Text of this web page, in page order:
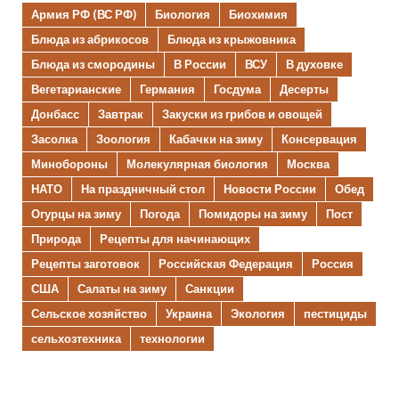
Армия РФ (ВС РФ) Биология
Биохимия
Блюда из абрикосов
Блюда из крыжовника
Блюда из смородины
В России ВСУ
В духовке
Вегетарианские
Германия Госдума
Десерты
Донбасс
Завтрак
Закуски из грибов и овощей
Засолка
Зоология Кабачки на зиму
Консервация
Минобороны
Молекулярная биология
Москва
НАТО
На праздничный стол Новости России
Обед
Огурцы на зиму
Погода Помидоры на зиму
Пост
Природа
Рецепты для начинающих
Рецепты заготовок
Российская Федерация
Россия
США
Салаты на зиму
Санкции
Сельское хозяйство
Украина Экология
пестициды
сельхозтехника
технологии